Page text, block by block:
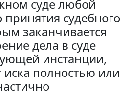
суде любой
принятия судебного
заканчивается
дела в суде
инстанции,
иска полностью или